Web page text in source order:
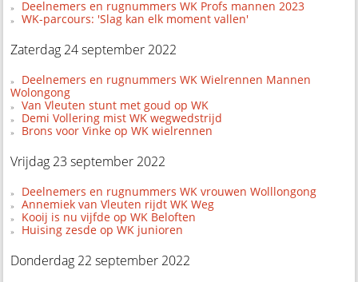
Deelnemers en rugnummers WK Profs mannen 2023
WK-parcours: 'Slag kan elk moment vallen'
Zaterdag 24 september 2022
Deelnemers en rugnummers WK Wielrennen Mannen
Wolongong
Van Vleuten stunt met goud op WK
Demi Vollering mist WK wegwedstrijd
Brons voor Vinke op WK wielrennen
Vrijdag 23 september 2022
Deelnemers en rugnummers WK vrouwen Wolllongong
Annemiek van Vleuten rijdt WK Weg
Kooij is nu vijfde op WK Beloften
Huising zesde op WK junioren
Donderdag 22 september 2022